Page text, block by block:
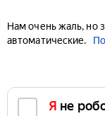
Нам очень жаль, но
автоматические.
Я не